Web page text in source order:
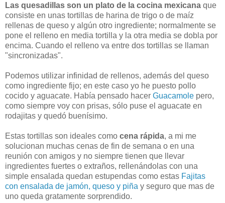
Las quesadillas son un plato de la cocina mexicana que
consiste en unas tortillas de harina de trigo o de maíz
rellenas de queso y algún otro ingrediente; normalmente se
pone el relleno en media tortilla y la otra media se dobla por
encima. Cuando el relleno va entre dos tortillas se llaman
"sincronizadas".
Podemos utilizar infinidad de rellenos, además del queso
como ingrediente fijo; en este caso yo he puesto pollo
cocido y aguacate. Había pensado hacer Guacamole pero,
como siempre voy con prisas, sólo puse el aguacate en
rodajitas y quedó buenísimo.
Estas tortillas son ideales como cena rápida, a mi me
solucionan muchas cenas de fin de semana o en una
reunión con amigos y no siempre tienen que llevar
ingredientes fuertes o extraños, rellenándolas con una
simple ensalada quedan estupendas como estas Fajitas
con ensalada de jamón, queso y piña y seguro que mas de
uno queda gratamente sorprendido.